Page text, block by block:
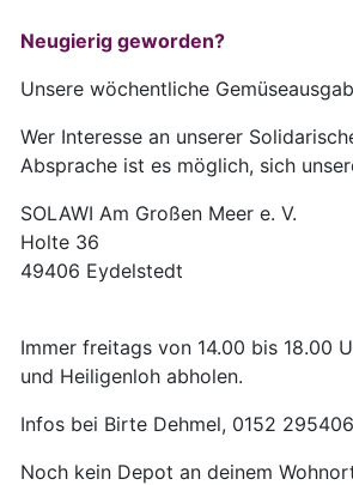
Neugierig geworden?
Unsere wöchentliche
Wer Interesse an unserer
Absprache ist es möglich, sich
SOLAWI Am Großen Meer e. V.
Holte 36
49406 Eydelstedt
Immer freitags von 14.00 bis 18.00
und Heiligenloh abholen.
Infos bei Birte Dehmel, 0152
Noch kein Depot an deinem